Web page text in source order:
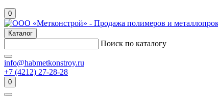
0
Каталог
Поиск по каталогу
info@habmetkonstroy.ru
+7 (4212) 27-28-28
0